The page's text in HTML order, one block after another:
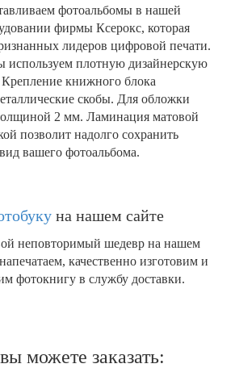
фотоальбомы в нашей
фирмы Ксерокс, которая
лидеров цифровой печати.
используем плотную дизайнерскую
книжного блока
скобы. Для обложки
2 мм. Ламинация матовой
позволит надолго сохранить
вашего фотоальбома.
на нашем сайте
неповторимый шедевр на нашем
качественно изготовим и
фотокнигу в службу доставки.
можете заказать: